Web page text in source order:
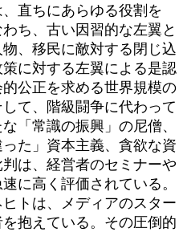
直ちにあらゆる役割を
ち、古い因習的な左翼と
、移民に敵対する閉じ込
に対する左翼による是認
公正を求める世界規模の
て、階級闘争に代わって
「常識の振興」の尼僧、
た」資本主義、貪欲な資
は、経営者のセミナーや
に高く評価されている。
トは、メディアのスター
抱えている。その圧倒的